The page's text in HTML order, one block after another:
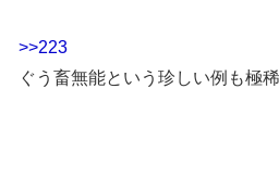
>>223
ぐう畜無能という珍しい例も極